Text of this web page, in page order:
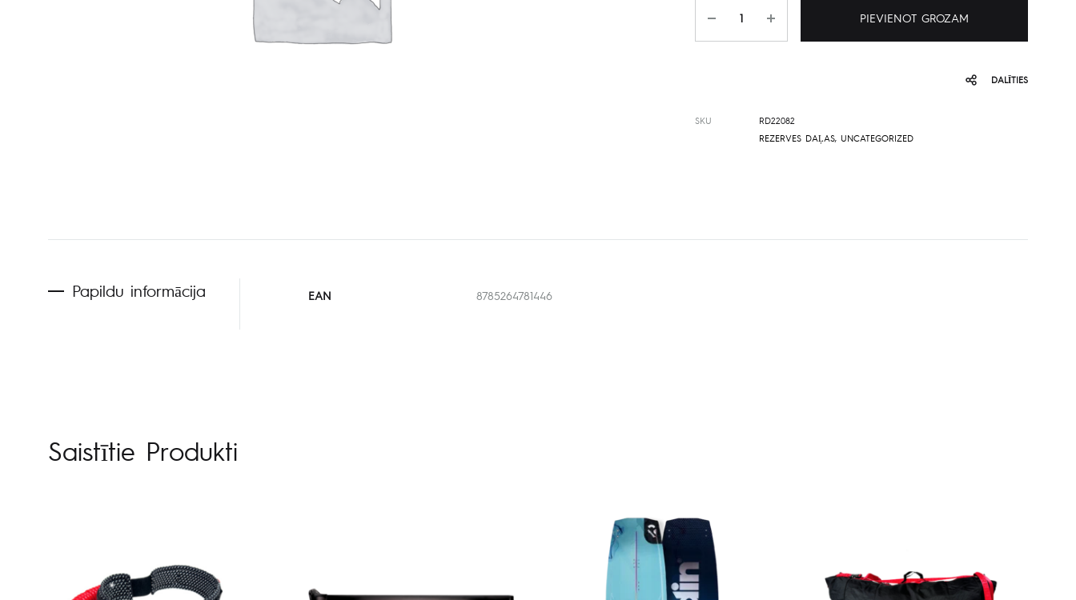
PIEVIENOT GROZAM
DALĪTIES
SKU
RD22082
REZERVES DAĻAS, UNCATEGORIZED
Papildu informācija EAN 8785264781446
Saistītie Produkti